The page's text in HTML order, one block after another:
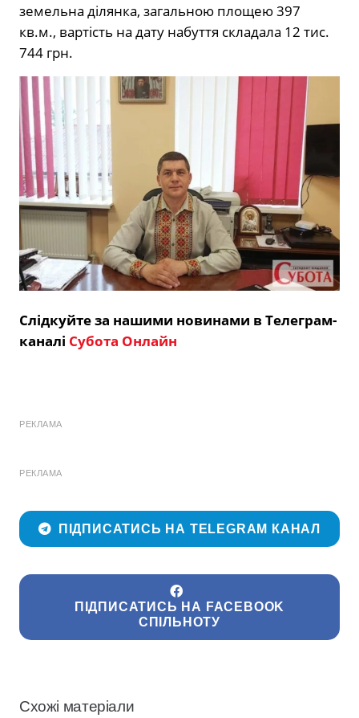
земельна ділянка, загальною площею 397
кв.м., вартість на дату набуття складала 12 тис.
744 грн.
Слідкуйте за нашими новинами в Телеграм-
каналі Субота Онлайн
РЕКЛАМА
РЕКЛАМА
ПІДПИСАТИСЬ НА TELEGRAM КАНАЛ
ПІДПИСАТИСЬ НА FACEBOOK
СПІЛЬНОТУ
Схожі матеріали